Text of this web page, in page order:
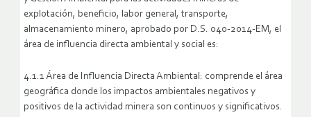
explotación, beneficio, labor general, transporte,
almacenamiento minero, aprobado por D.S. 040-2014-EM, el
área de influencia directa ambiental y social es:
4.1.1 Área de Influencia Directa Ambiental: comprende el área
geográfica donde los impactos ambientales negativos y
positivos de la actividad minera son continuos y significativos.